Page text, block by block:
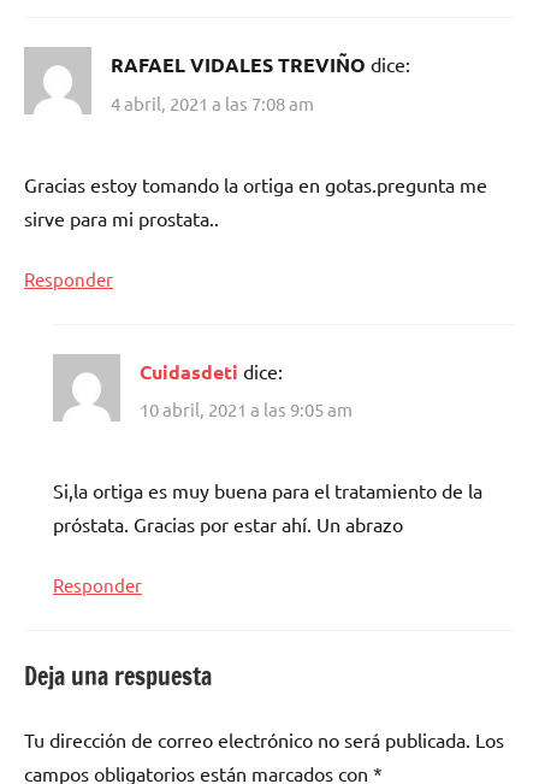
RAFAEL VIDALES TREVIÑO dice:
4 abril, 2021 a las 7:08 am
Gracias estoy tomando la ortiga en gotas.pregunta me
sirve para mi prostata..
Responder
Cuidasdeti dice:
10 abril, 2021 a las 9:05 am
Si,la ortiga es muy buena para el tratamiento de la
próstata. Gracias por estar ahí. Un abrazo
Responder
Deja una respuesta
Tu dirección de correo electrónico no será publicada. Los
campos obligatorios están marcados con *